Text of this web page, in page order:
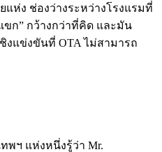
ยแห่ง ช่องว่างระหว่างโรงแรมที่
ขก” กว้างกว่าที่คิด และมัน
งแข่งขันที่ OTA ไม่สามารถ
พฯ แห่งหนึ่งรู้ว่า Mr.